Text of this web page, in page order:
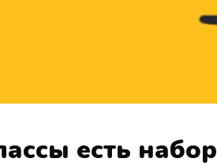
есть набор